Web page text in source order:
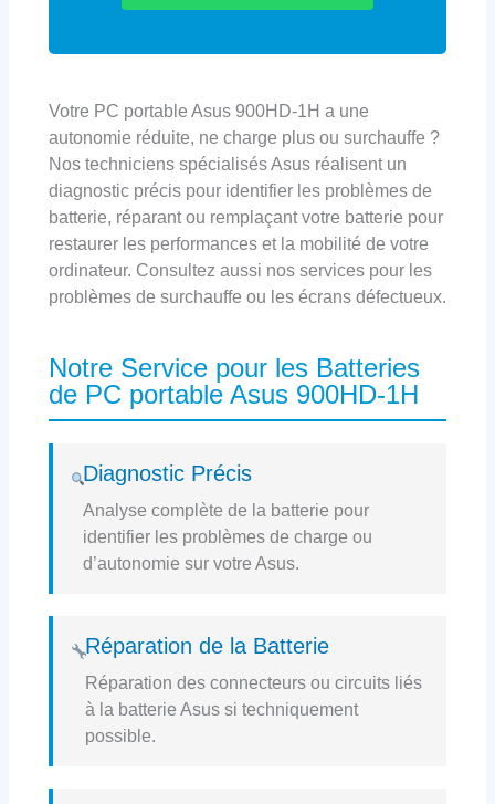
Votre PC portable Asus 900HD-1H a une
autonomie réduite, ne charge plus ou surchauffe ?
Nos techniciens spécialisés Asus réalisent un
diagnostic précis pour identifier les problèmes de
batterie, réparant ou remplaçant votre batterie pour
restaurer les performances et la mobilité de votre
ordinateur. Consultez aussi nos services pour les
problèmes de surchauffe ou les écrans défectueux.
Notre Service pour les Batteries
de PC portable Asus 900HD-1H
Diagnostic Précis
Analyse complète de la batterie pour
identifier les problèmes de charge ou
d’autonomie sur votre Asus.
Réparation de la Batterie
Réparation des connecteurs ou circuits liés
à la batterie Asus si techniquement
possible.